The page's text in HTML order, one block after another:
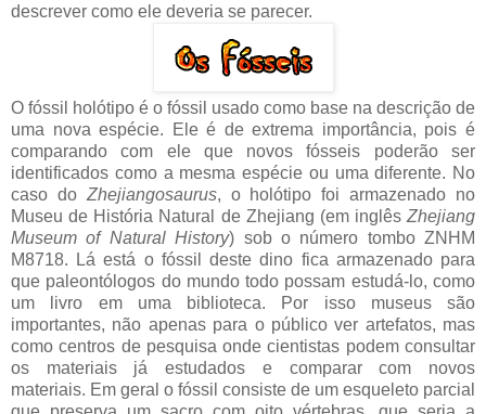
descrever como ele deveria se parecer.
O fóssil holótipo é o fóssil usado como base na descrição de
uma nova espécie. Ele é de extrema importância, pois é
comparando com ele que novos fósseis poderão ser
identificados como a mesma espécie ou uma diferente. No
caso do Zhejiangosaurus, o holótipo foi armazenado no
Museu de História Natural de Zhejiang (em inglês Zhejiang
Museum of Natural History) sob o número tombo ZNHM
M8718. Lá está o fóssil deste dino fica armazenado para
que paleontólogos do mundo todo possam estudá-lo, como
um livro em uma biblioteca. Por isso museus são
importantes, não apenas para o público ver artefatos, mas
como centros de pesquisa onde cientistas podem consultar
os materiais já estudados e comparar com novos
materiais. Em geral o fóssil consiste de um esqueleto parcial